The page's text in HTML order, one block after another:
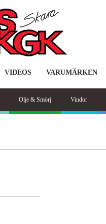
VIDEOS VARUMÄRKEN
Olje & Smörj Vindor